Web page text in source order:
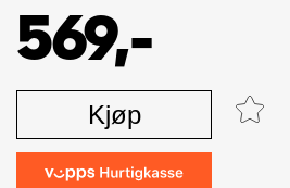
569,-
Kjøp